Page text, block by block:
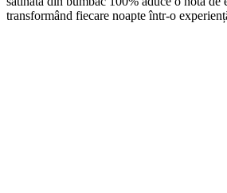
transformând fiecare noapte într-o